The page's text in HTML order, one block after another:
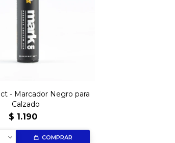
- Marcador Negro para
Calzado
$ 1.190
COMPRAR